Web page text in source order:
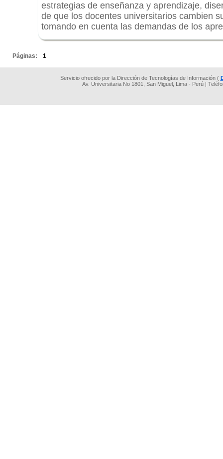
estrategias de enseñanza y aprendizaje,
de que los docentes universitarios cambien
tomando en cuenta las demandas de los
Páginas: 1
Servicio ofrecido por la Dirección de Tecnologías de Información (
Av. Universitaria No 1801, San Miguel, Lima - Perú |